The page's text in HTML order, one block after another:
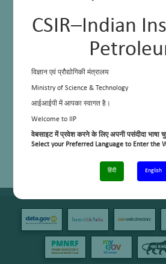
CSIR–Indian
विज्ञान एवं प्रौद्योगिकी मंत्रालय
Ministry of Science & Technology
आईआईपी में आपका स्वागत है।
Welcome to IIP
वेबसाइट में प्रवेश करने के लिए अपनी पसंदीदा भाषा
Select your Preferred Language to Enter the
हिंदी English